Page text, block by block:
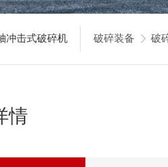
冲击式破碎机 破碎装备 破
情